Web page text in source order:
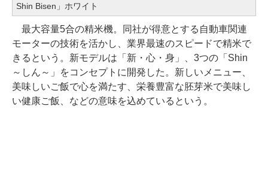
Shin Bisen」ホワイト
最大容量5合の精米機。同社が得意とする自動車関連
モーターの技術を活かし、業界最速のスピードで精米で
きるという。新モデルは「新・心・身」、3つの「Shin
～しん～」をコンセプトに開発した。新しいメニュー、
美味しいご飯で心を満たす、栄養豊富な胚芽米で美味し
い健康ご飯、などの意味を込めているという。